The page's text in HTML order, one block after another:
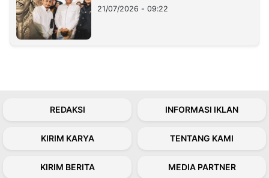
21/07/2026 - 09:22
REDAKSI INFORMASI IKLAN
KIRIM KARYA TENTANG KAMI
KIRIM BERITA MEDIA PARTNER